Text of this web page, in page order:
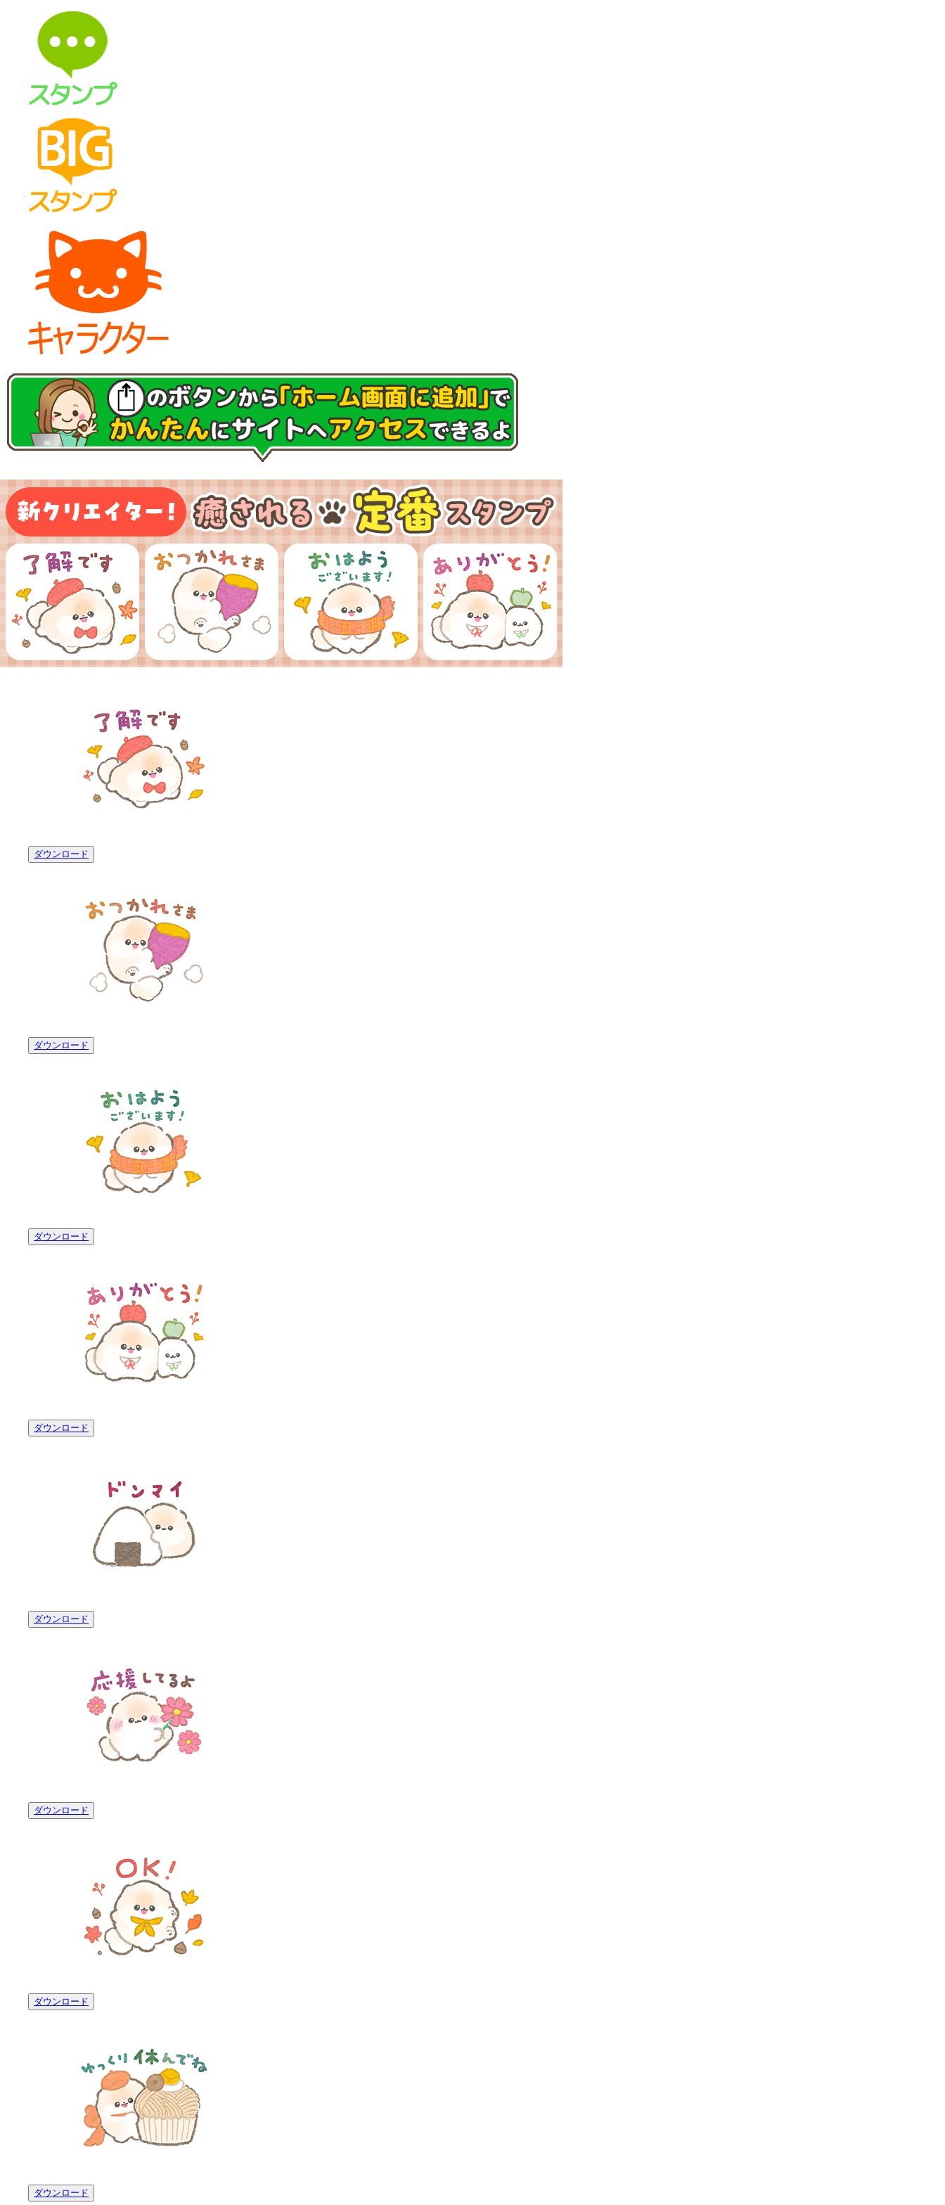
ダウンロード
ダウンロード
ダウンロード
ダウンロード
ダウンロード
ダウンロード
ダウンロード
ダウンロード